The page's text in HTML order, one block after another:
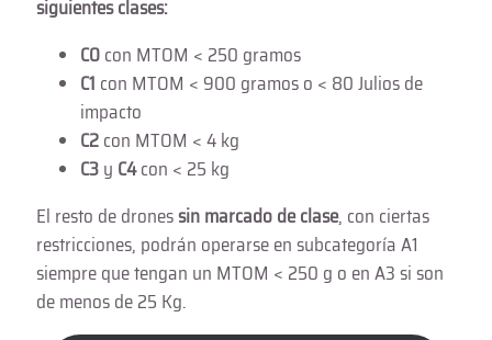
siguientes clases:
C0con MTOM < 250 gramos
C1 con MTOM < 900 gramos o < 80 Julios de
impacto
C2con MTOM < 4 kg
C3y C4con < 25 kg
El resto de dronessin marcado de clase, con ciertas
restricciones, podrán operarse en subcategoría A1
siempre que tengan un MTOM < 250 g o en A3 si son
de menos de 25 Kg.